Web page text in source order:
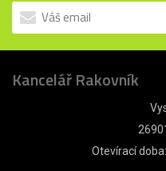
Kancelář Rakovník
Otevírací